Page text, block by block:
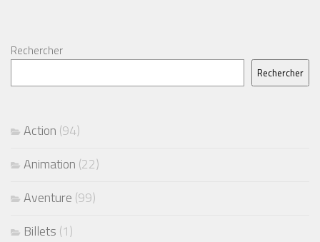
Rechercher
Rechercher
Action (94)
Animation (22)
Aventure (99)
Billets (1)